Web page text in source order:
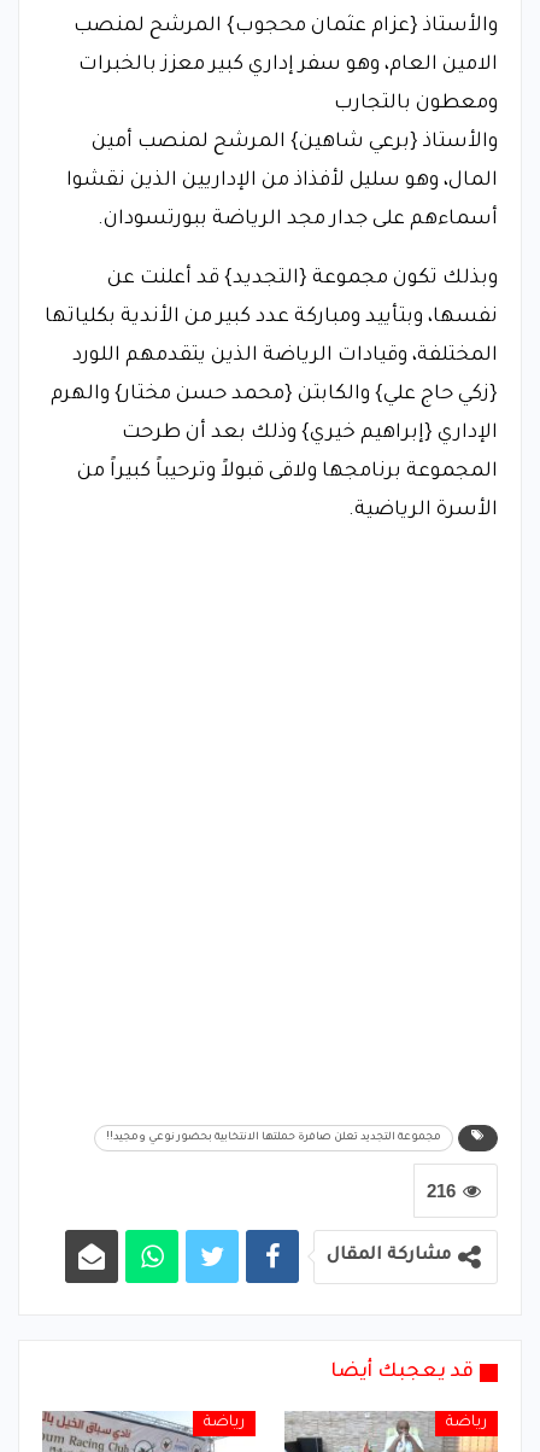
والأستاذ {عزام عثمان محجوب} المرشح لمنصب
الامين العام، وهو سفر إداري كبير معزز بالخبرات
ومعطون بالتجارب
والأستاذ {برعي شاهين} المرشح لمنصب أمين
المال، وهو سليل لأفذاذ من الإداريين الذين نقشوا
أسماءهم على جدار مجد الرياضة ببورتسودان.
وبذلك تكون مجموعة {التجديد} قد أعلنت عن
نفسها، وبتأييد ومباركة عدد كبير من الأندية بكلياتها
المختلفة، وقيادات الرياضة الذين يتقدمهم اللورد
{زكي حاج علي} والكابتن {محمد حسن مختار} والهرم
الإداري {إبراهيم خيري} وذلك بعد أن طرحت
المجموعة برنامجها ولاقى قبولاً وترحيباً كبيراً من
الأسرة الرياضية.
مجموعة التجديد تعلن صافرة حملتها الانتخابية بحضور نوعي ومجيد!!
216
مشاركة المقال
قد يعجبك أيضا
رياضة رياضة